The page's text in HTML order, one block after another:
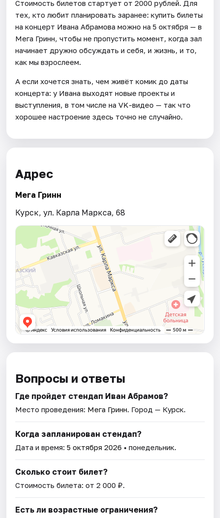
Стоимость билетов стартует от 2000 рублей. Для
тех, кто любит планировать заранее: купить билеты
на концерт Ивана Абрамова можно на 5 октября — в
Мега Гринн, чтобы не пропустить момент, когда зал
начинает дружно обсуждать и себя, и жизнь, и то,
как мы взрослеем.
А если хочется знать, чем живёт комик до даты
концерта: у Ивана выходят новые проекты и
выступления, в том числе на VK-видео — так что
хорошее настроение здесь точно не случайно.
Адрес
Мега Гринн
Курск, ул. Карла Маркса, 68
Вопросы и ответы
Где пройдет стендап Иван Абрамов?
Место проведения: Мега Гринн. Город — Курск.
Когда запланирован стендап?
Дата и время:5 октября 2026 • понедельник.
Сколько стоит билет?
Стоимость билета: от 2 000 ₽.
Есть ли возрастные ограничения?